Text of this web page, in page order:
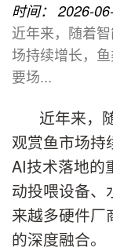
时间： 2026-
近年来，随着
场持续增长，
要场...
近年来，
观赏鱼市场持
AI技术落地的
动投喂设备、
来越多硬件厂
的深度融合。